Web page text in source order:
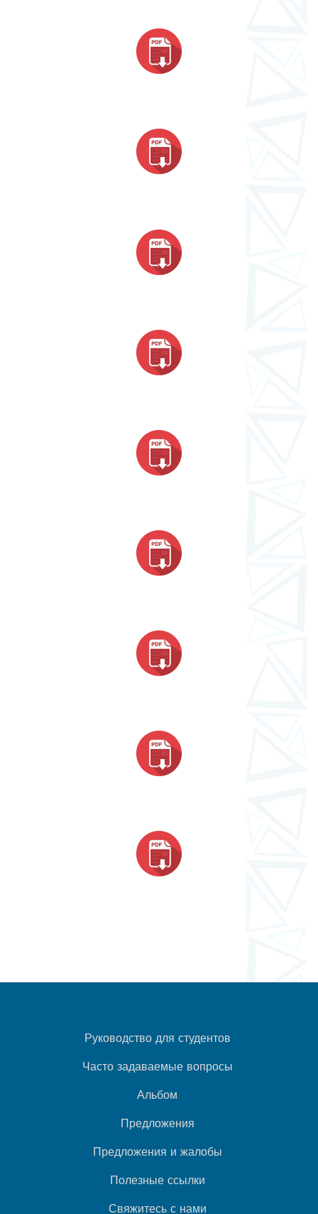
Руководство для студентов
Часто задаваемые вопросы
Альбом
Предложения
Предложения и жалобы
Полезные ссылки
Свяжитесь с нами